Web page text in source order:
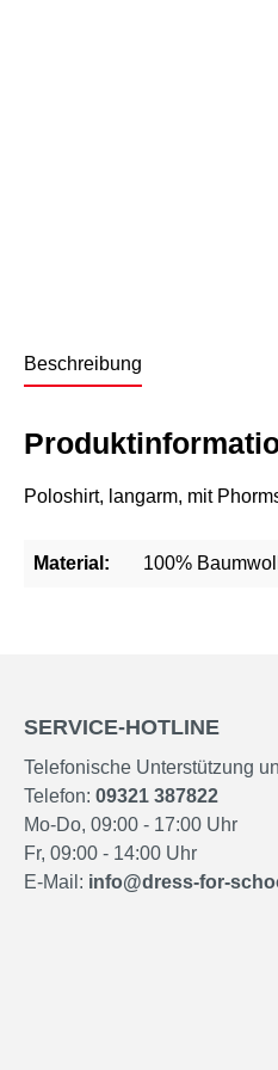
Beschreibung
Poloshirt, langarm, mit
Material: 100%
SERVICE-HOTLINE
Telefonische Unterstützung
Telefon: 09321 387822
Mo-Do, 09:00 - 17:00 Uhr
Fr, 09:00 - 14:00 Uhr
E-Mail: info@dress-for-